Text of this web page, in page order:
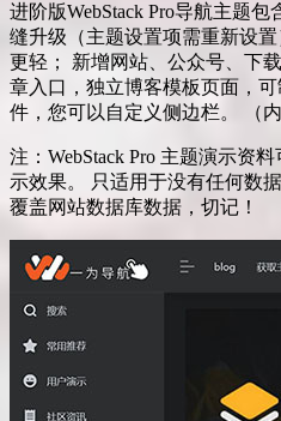
进阶版WebStack Pro导航主题
缝升级（主题设置项需重新设
更轻； 新增网站、公众号、下
章入口，独立博客模板页面，
件，您可以自定义侧边栏。 （
注：WebStack Pro 主题演示资
示效果。 只适用于没有任何数
覆盖网站数据库数据，切记！